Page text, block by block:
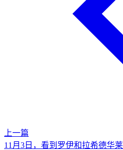
上一篇
11月3日，看到罗伊和拉希德华